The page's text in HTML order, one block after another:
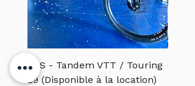
EXS - Tandem VTT / Touring
29 (Disponible à la location)